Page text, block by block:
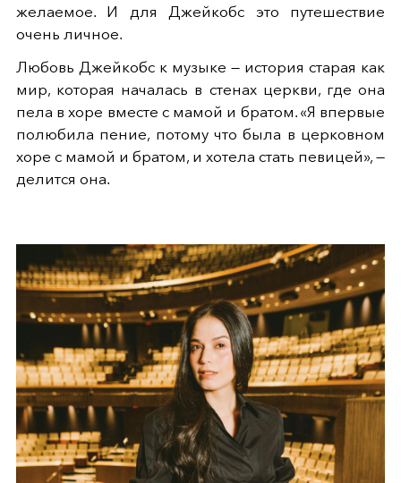
желаемое. И для Джейкобс это путешествие
очень личное.
Любовь Джейкобс к музыке — история старая как
мир, которая началась в стенах церкви, где она
пела в хоре вместе с мамой и братом. «Я впервые
полюбила пение, потому что была в церковном
хоре с мамой и братом, и хотела стать певицей», —
делится она.